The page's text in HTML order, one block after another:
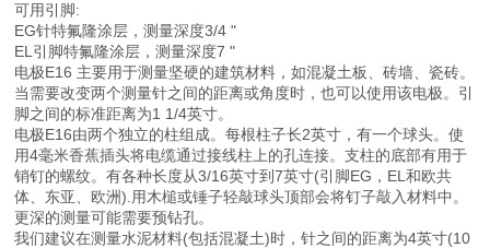
可用引脚:
EG针特氟隆涂层，测量深度3/4 "
EL引脚特氟隆涂层，测量深度7 "
电极E16 主要用于测量坚硬的建筑材料，如混凝土板、砖墙、瓷砖。
当需要改变两个测量针之间的距离或角度时，也可以使用该电极。引
脚之间的标准距离为1 1/4英寸。
电极E16由两个独立的柱组成。每根柱子长2英寸，有一个球头。使
用4毫米香蕉插头将电缆通过接线柱上的孔连接。支柱的底部有用于
销钉的螺纹。有各种长度从3/16英寸到7英寸(引脚EG，EL和欧共
体、东亚、欧洲).用木槌或锤子轻敲球头顶部会将钉子敲入材料中。
更深的测量可能需要预钻孔。
我们建议在测量水泥材料(包括混凝土)时，针之间的距离为4英寸(10